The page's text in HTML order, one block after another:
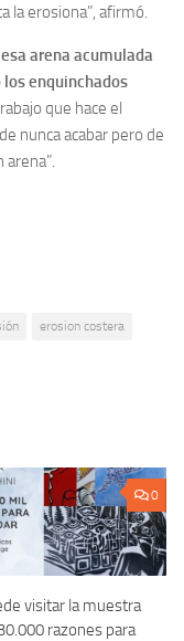
la erosiona”, afirmó.
arena acumulada
los enquinchados
que hace el
nunca acabar pero de
erosion costera
0
visitar la muestra
razones para